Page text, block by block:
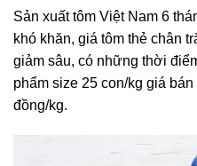
Sản xuất tôm Việt Nam 6
khó khăn, giá tôm thẻ chân
giảm sâu, có những thời
phẩm size 25 con/kg giá
đồng/kg.